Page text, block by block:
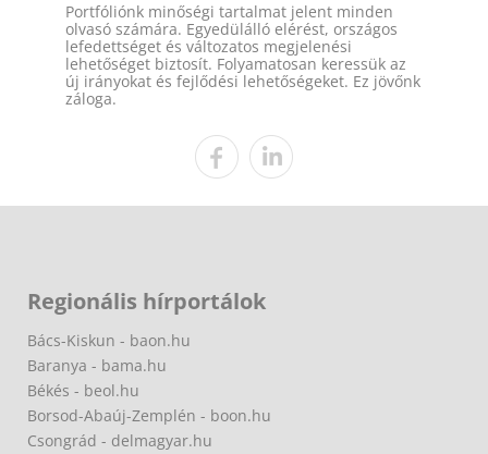
Portfóliónk minőségi tartalmat jelent minden
olvasó számára. Egyedülálló elérést, országos
lefedettséget és változatos megjelenési
lehetőséget biztosít. Folyamatosan keressük az
új irányokat és fejlődési lehetőségeket. Ez jövőnk
záloga.
Regionális hírportálok
Bács-Kiskun - baon.hu
Baranya - bama.hu
Békés - beol.hu
Borsod-Abaúj-Zemplén - boon.hu
Csongrád - delmagyar.hu